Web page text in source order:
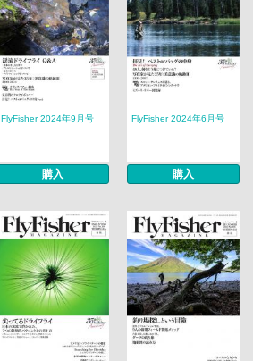
FlyFisher 2024年9月号
購入
FlyFisher 2024年6月号
購入